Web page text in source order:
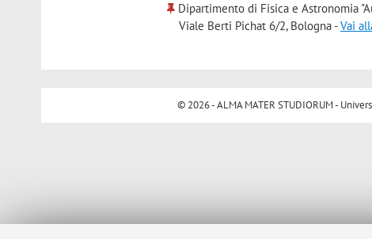
Dipartimento di Fisica e Astronomia
Viale Berti Pichat 6/2, Bologna -Vai
© 2026 - ALMA MATER STUDIORUM -